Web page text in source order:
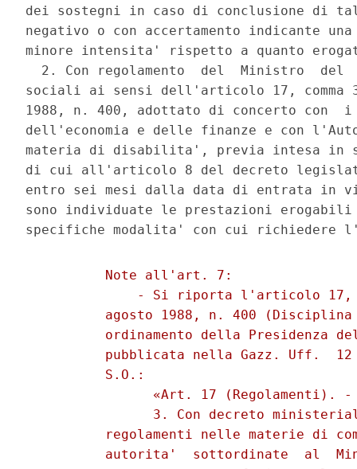
dei sostegni in caso di conclusione di
negativo o con accertamento indicante
minore intensita' rispetto a quanto
2. Con regolamento  del  Ministro  del
sociali ai sensi dell'articolo 17, comma
1988, n. 400, adottato di concerto
dell'economia e delle finanze e con
materia di disabilita', previa intesa in
di cui all'articolo 8 del decreto
entro sei mesi dalla data di entrata in
sono individuate le prestazioni
          Note all'art. 7:
- Si riporta l'articolo
agosto 1988, n. 400
ordinamento della Presidenza
pubblicata nella Gazz. Uff.
          S.O.:
«Art. 17 (Regolamenti).
3. Con decreto
regolamenti nelle materie di
autorita'  sottordinate  al